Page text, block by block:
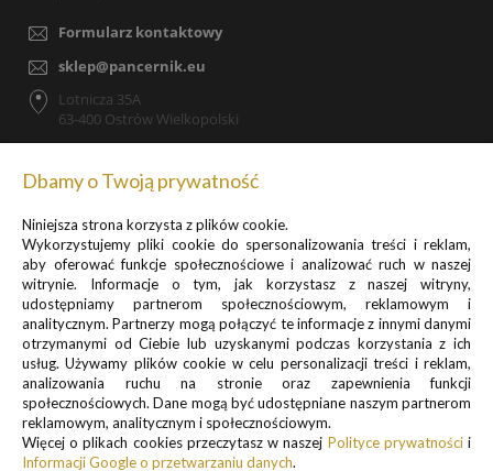
Formularz kontaktowy
sklep@pancernik.eu
Lotnicza 35A
63-400 Ostrów Wielkopolski
Zapisz się do newslettera, by otrzymywać informacje o
promocjach i nowościach
Informacje o przetwarzaniu danych osobowych znajdują się w pkt.
1 i 3
Polityki prywatności
Dbamy o Twoją prywatność
Niniejsza strona korzysta z plików cookie.
Wykorzystujemy pliki cookie do spersonalizowania treści i reklam,
aby oferować funkcje społecznościowe i analizować ruch w naszej
witrynie. Informacje o tym, jak korzystasz z naszej witryny,
udostępniamy partnerom społecznościowym, reklamowym i
analitycznym. Partnerzy mogą połączyć te informacje z innymi danymi
otrzymanymi od Ciebie lub uzyskanymi podczas korzystania z ich
usług. Używamy plików cookie w celu personalizacji treści i reklam,
analizowania ruchu na stronie oraz zapewnienia funkcji
społecznościowych. Dane mogą być udostępniane naszym partnerom
reklamowym, analitycznym i społecznościowym.
Więcej o plikach cookies przeczytasz w naszej Polityce prywatnościi
Informacji Google o przetwarzaniu danych.